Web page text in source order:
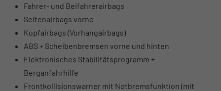
Fahrer- und Beifahrerairbags
Seitenairbags vorne
Kopfairbags (Vorhangairbags)
ABS + Scheibenbremsen vorne und hinten
Elektronisches Stabilitätsprogramm +
Berganfahrhilfe
Frontkollisionswarner mit Notbremsfunktion (mit